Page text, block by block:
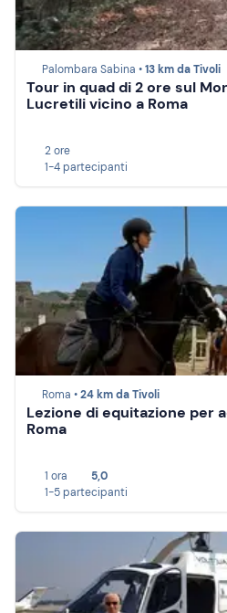
Palombara Sabina •13 km da Tivoli
Tour in quad di 2 ore sul
Lucretili vicino a Roma
2 ore
1-4 partecipanti
Roma •24 km da Tivoli
Lezione di equitazione per
Roma
1 ora
5,0
1-5 partecipanti